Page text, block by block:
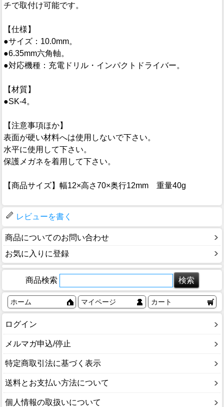
チで取付け可能です。
【仕様】
●サイズ：10.0mm。
●6.35mm六角軸。
●対応機種：充電ドリル・インパクトドライバー。
【材質】
●SK-4。
【注意事項ほか】
表面が硬い材料へは使用しないで下さい。
水平に使用して下さい。
保護メガネを着用して下さい。
【商品サイズ】幅12×高さ70×奥行12mm 重量40g
レビューを書く
商品についてのお問い合わせ
お気に入りに登録
商品検索
ホーム マイページ カート
ログイン
メルマガ申込/停止
特定商取引法に基づく表示
送料とお支払い方法について
個人情報の取扱いについて